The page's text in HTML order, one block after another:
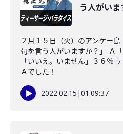
う人がいま
２月１５日（火）のアンケー
句を言う人がいますか？」 Ａ
「いいえ。いません」３６％
Ａでした！
2022.02.15 |01:09:37